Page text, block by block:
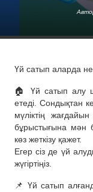
Үй сатып аларда
🏠 Үй сатып алу
етеді. Сондықтан
мүліктің
бұрыстығына мән
көз жеткізу қажет.
Егер сіз де үй
жүгіртіңіз.
📌 Үй сатып